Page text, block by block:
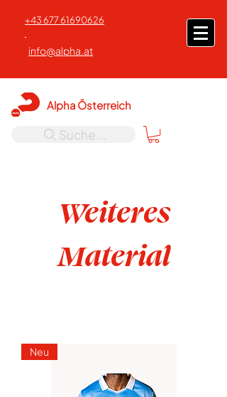
+43 677 61690626
info@alpha.at
Alpha Österreich
Suche...
Weiteres
Material
Neu